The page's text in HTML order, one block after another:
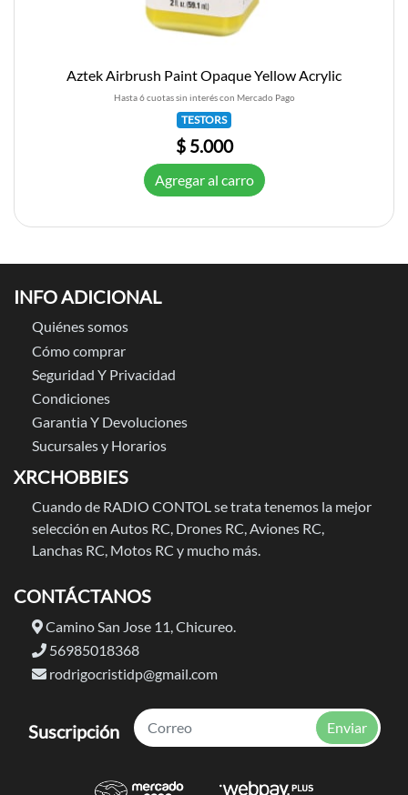
Aztek Airbrush Paint Opaque Yellow Acrylic
Hasta 6 cuotas sin interés con Mercado Pago
TESTORS
$ 5.000
Agregar al carro
INFO ADICIONAL
Quiénes somos
Cómo comprar
Seguridad Y Privacidad
Condiciones
Garantia Y Devoluciones
Sucursales y Horarios
XRCHOBBIES
Cuando de RADIO CONTOL se trata tenemos la mejor
selección en Autos RC, Drones RC, Aviones RC,
Lanchas RC, Motos RC y mucho más.
CONTÁCTANOS
Camino San Jose 11, Chicureo.
56985018368
rodrigocristidp@gmail.com
Suscripción Enviar